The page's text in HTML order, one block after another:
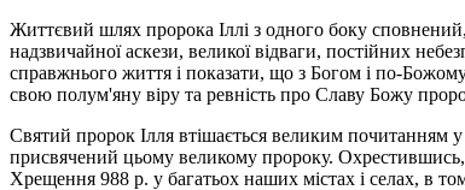
Життєвий шлях пророка Іллі з одного боку
надзвичайної аскези, великої відваги, постійних
справжнього життя і показати, що з Богом і по-
свою полум'яну віру та ревність про Славу Божу
Святий пророк Ілля втішається великим почитанням
присвячений цьому великому пророку. Охрестившись,
Хрещення 988 р. у багатьох наших містах і селах, в